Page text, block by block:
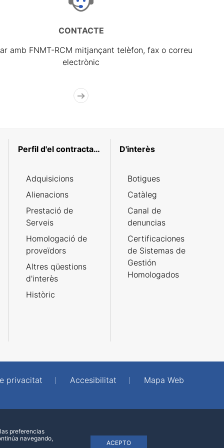
CONTACTE
amb FNMT-RCM mitjançant telèfon, fax o correu
electrònic
Perfil d'el contractant
Adquisicions
Alienacions
Prestació de
Serveis
Homologació de
proveïdors
Altres qüestions
d'interès
Històric
D'interès
Botigues
Catàleg
Canal de
denuncias
Certificaciones
de Sistemas de
Gestión
Homologados
privacitat Accesibilitat
Mapa Web
preferencias
navegando,
ACEPTO